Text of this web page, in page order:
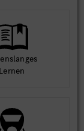
Lernen